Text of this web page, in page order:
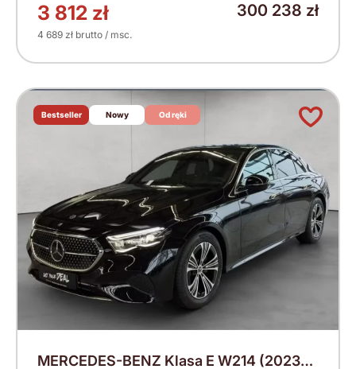
3 812 zł
4 689 zł brutto / msc.
300 238 zł
Bestseller Nowy Od ręki
MERCEDES-BENZ Klasa E W214 (2023-)